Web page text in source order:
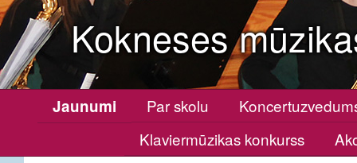
Kokneses
Jaunumi Par skolu
Klaviermūzikas konkurss